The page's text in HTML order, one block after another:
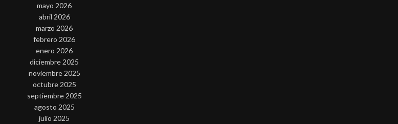
mayo 2026
abril 2026
marzo 2026
febrero 2026
enero 2026
diciembre 2025
noviembre 2025
octubre 2025
septiembre 2025
agosto 2025
julio 2025